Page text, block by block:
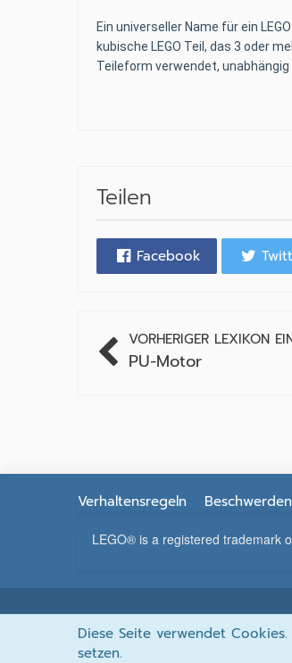
Ein universeller Name für ein
kubische LEGO Teil, das 3 oder
Teileform verwendet, unabhängig
Teilen
Facebook
VORHERIGER LEXIKON
PU-Motor
Verhaltensregeln Beschwerden
LEGO® is a registered trademark
Diese Seite verwendet
setzen.